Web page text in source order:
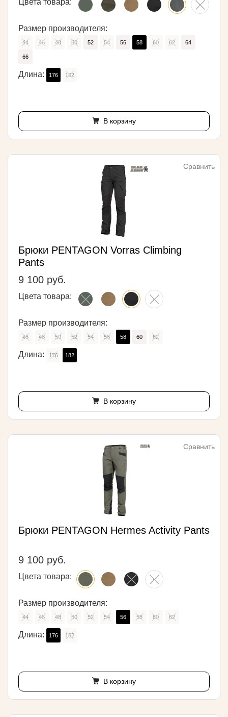
Цвета товара:
Размер производителя:
44 46 48 50 52 54 56 58 60 62 64
66
Длина: 176 182
В корзину
Сравнить
Брюки PENTAGON Vorras Climbing
Pants
9 100 руб.
Цвета товара:
Размер производителя:
46 48 50 52 54 56 58 60 62
Длина: 176 182
В корзину
Сравнить
Брюки PENTAGON Hermes Activity Pants
9 100 руб.
Цвета товара:
Размер производителя:
44 46 48 50 52 54 56 58 60 62
Длина: 176 182
В корзину